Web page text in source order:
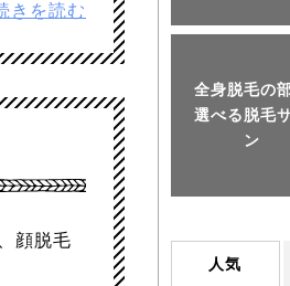
きを読む
顔脱毛
全身脱毛の
選べる脱毛
ン
人気